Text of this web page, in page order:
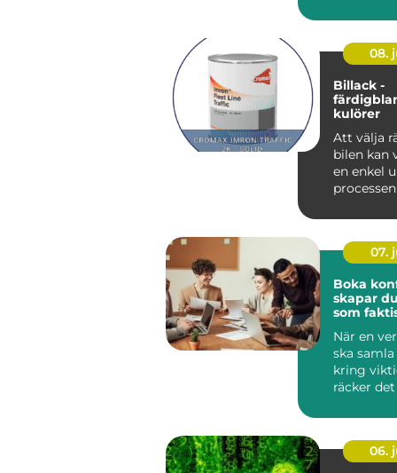
08.
Billack -
kulörer
Att välja
bilen kan
en enkel
07.
Boka
skapar
som
När en
ska
kring
räcker
Miljön...
06.